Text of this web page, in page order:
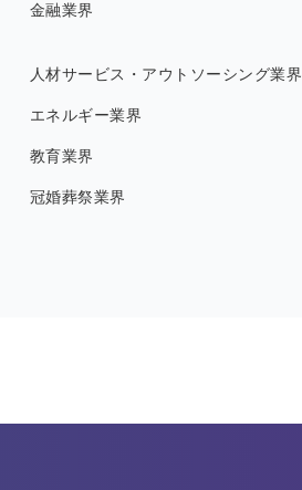
金融業界
人材サービス・アウトソーシング業界
エネルギー業界
教育業界
冠婚葬祭業界